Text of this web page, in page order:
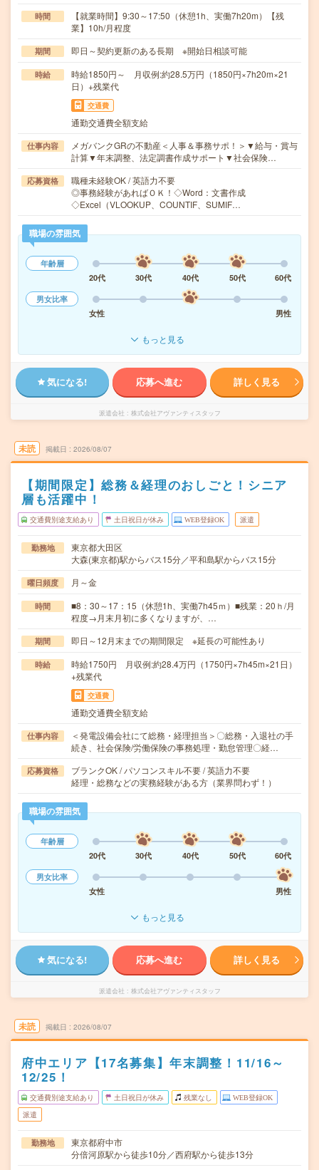
時間
【就業時間】9:30～17:50（休憩1h、実働7h20m）【残
業】10h/月程度
期間 即日～契約更新のある長期 ※開始日相談可能
時給
時給1850円～ 月収例:約28.5万円（1850円×7h20m×21
日）+残業代
交通費
通勤交通費全額支給
仕事内容
メガバンクGRの不動産＜人事＆事務サポ！＞▼給与・賞与
計算▼年末調整、法定調書作成サポート▼社会保険…
応募資格
職種未経験OK / 英語力不要
◎事務経験があればＯＫ！◇Word：文書作成
◇Excel（VLOOKUP、COUNTIF、SUMIF…
職場の雰囲気
年齢層
20代
30代 40代 50代
60代
男女比率
女性
男性
もっと見る
気になる! 応募へ進む 詳しく見る
派遣会社 株式会社アヴァンティスタッフ
未読 掲載日 2026/08/07
【期間限定】総務＆経理のおしごと！シニア
層も活躍中！
交通費別途支給あり 土日祝日が休み WEB登録OK 派遣
勤務地
東京都大田区
大森(東京都)駅からバス15分／平和島駅からバス15分
曜日頻度 月～金
時間
■8：30～17：15（休憩1h、実働7h45ｍ）■残業：20ｈ/月
程度→月末月初に多くなりますが、…
期間 即日～12月末までの期間限定 ※延長の可能性あり
時給
時給1750円 月収例:約28.4万円（1750円×7h45m×21日）
+残業代
交通費
通勤交通費全額支給
仕事内容
＜発電設備会社にて総務・経理担当＞〇総務・入退社の手
続き、社会保険/労働保険の事務処理・勤怠管理〇経…
応募資格
ブランクOK / パソコンスキル不要 / 英語力不要
経理・総務などの実務経験がある方（業界問わず！）
職場の雰囲気
年齢層
20代
30代 40代 50代
60代
男女比率
女性
男性
もっと見る
気になる! 応募へ進む 詳しく見る
派遣会社 株式会社アヴァンティスタッフ
未読 掲載日 2026/08/07
府中エリア【17名募集】年末調整！11/16～
12/25！
交通費別途支給あり 土日祝日が休み 残業なし WEB登録OK
派遣
勤務地
東京都府中市
分倍河原駅から徒歩10分／西府駅から徒歩13分